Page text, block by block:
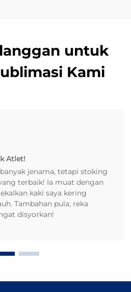
untuk
Kami
Atlet!
jenama, tetapi stoking
terbaik! Ia muat dengan
kaki saya kering
Tambahan pula, reka
disyorkan!